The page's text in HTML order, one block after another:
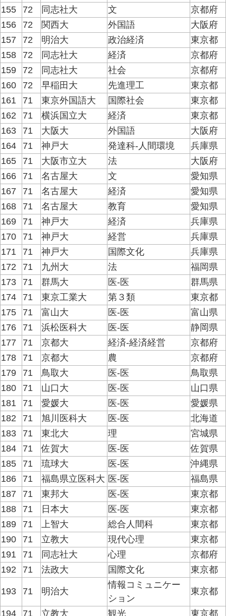
155
72 同志社大 文
京都府
156
72 関西大 外国語
大阪府
157
72 明治大 政治経済
東京都
158
72 同志社大 経済
京都府
159
72 同志社大 社会
京都府
160
72 早稲田大 先進理工
東京都
161
71 東京外国語大 国際社会
東京都
162
71 横浜国立大 経済
東京都
163
71 大阪大 外国語
大阪府
164
71 神戸大 発達科-人間環境
兵庫県
165
71 大阪市立大 法
大阪府
166
71 名古屋大 文
愛知県
167
71 名古屋大 経済
愛知県
168
71 名古屋大 教育
愛知県
169
71 神戸大 経済
兵庫県
170
71 神戸大 経営
兵庫県
171
71 神戸大 国際文化
兵庫県
172
71 九州大 法
福岡県
173
71 群馬大 医-医
群馬県
174
71 東京工業大 第３類
東京都
175
71 富山大 医-医
富山県
176
71 浜松医科大 医-医
静岡県
177
71 京都大 経済-経済経営
京都府
178
71 京都大 農
京都府
179
71 鳥取大 医-医
鳥取県
180
71 山口大 医-医
山口県
181
71 愛媛大 医-医
愛媛県
182
71 旭川医科大 医-医
北海道
183
71 東北大 理
宮城県
184
71 佐賀大 医-医
佐賀県
185
71 琉球大 医-医
沖縄県
186
71 福島県立医科大 医-医
福島県
187
71 東邦大 医-医
東京都
188
71 日本大 医-医
東京都
189
71 上智大 総合人間科
東京都
190
71 立教大 現代心理
東京都
191
71 同志社大 心理
京都府
192
71 法政大 国際文化 東京都
193 71 明治大
情報コミュニケー
ション
東京都
194 71 立教大 観光 東京都